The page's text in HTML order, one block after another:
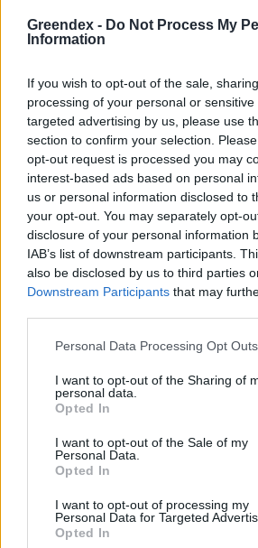
Greendex - Do Not Process My
Information
If you wish to opt-out of the sale,
processing of your personal or
targeted advertising by us, please use
section to confirm your selection.
opt-out request is processed you may
interest-based ads based on personal
us or personal information disclosed to
your opt-out. You may separately opt-
disclosure of your personal information
IAB’s list of downstream participants.
also be disclosed by us to third parties
Downstream Participants that may
Personal Data Processing Opt Outs
I want to opt-out of the Sharing of
personal data.
Opted In
I want to opt-out of the Sale of my
Personal Data.
Opted In
I want to opt-out of processing my
Personal Data for Targeted
Opted In
vízkorlátozások:
takarékoskodhatsz
ÉLŐ BOLYGÓNK Granát-Galló Tímea